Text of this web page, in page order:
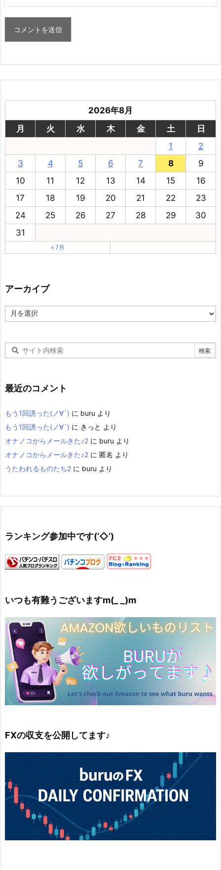
2026年8月
月
火 水 木 金 土
日
1
2
3
4 5 6 7 8
9
10
11 12 13 14 15
16
17
18 19 20 21 22
23
24
25 26 27 28 29
30
31
« 7月
アーカイブ
ー
最近のコメント
もう1回誘った(ノ∀`) に buru より
もう1回誘った(ノ∀`) に きっと より
オナノコからメールきた♪2 に buru より
オナノコからメールきた♪2 に 匿名 より
うたわれるものたち2 に buru より
ランキング参加中です(‘◇’)ゞ
いつも有難うございますm(_ _)m
FXの収支を公開してます♪